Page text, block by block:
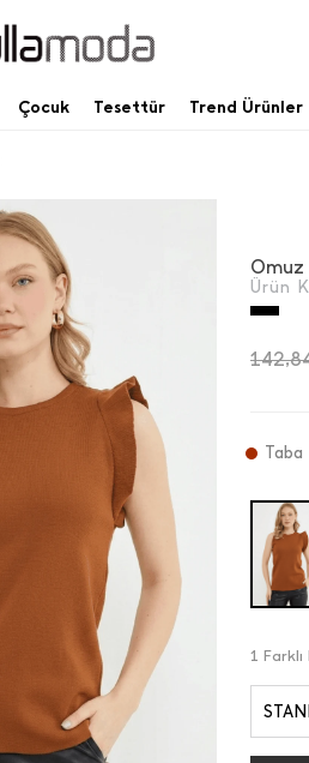
Çocuk Tesettür Trend Ürünler
Omuz
Ürün
Taba
1 Farklı